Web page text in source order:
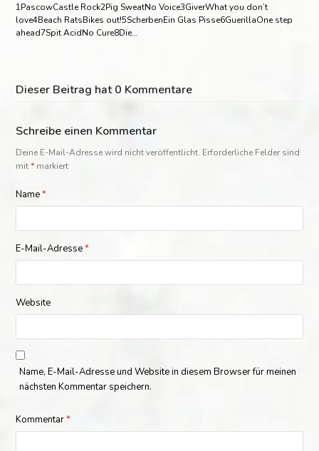
1PascowCastle Rock2Pig SweatNo Voice3GiverWhat you don’t
love4Beach RatsBikes out!5ScherbenEin Glas Pisse6GuerillaOne step
ahead7Spit AcidNo Cure8Die…
Dieser Beitrag hat 0 Kommentare
Schreibe einen Kommentar
Deine E-Mail-Adresse wird nicht veröffentlicht. Erforderliche Felder sind
mit* markiert
Name*
E-Mail-Adresse*
Website
Name, E-Mail-Adresse und Website in diesem Browser für meinen
nächsten Kommentar speichern.
Kommentar*